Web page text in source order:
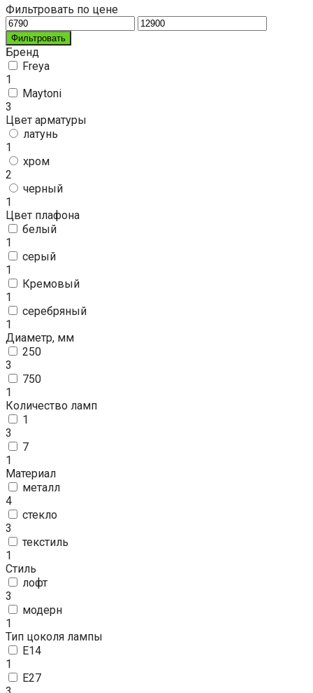
Фильтровать по цене
Фильтровать
Бренд
Freya
1
Maytoni
3
Цвет арматуры
латунь
1
хром
2
черный
1
Цвет плафона
белый
1
серый
1
Кремовый
1
серебряный
1
Диаметр, мм
250
3
750
1
Количество ламп
1
3
7
1
Материал
металл
4
стекло
3
текстиль
1
Стиль
лофт
3
модерн
1
Тип цоколя лампы
E14
1
E27